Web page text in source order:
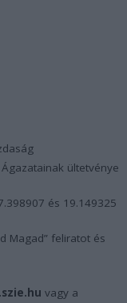
ültetvénye
és 19.149325
Magad” feliratot és
vagy a